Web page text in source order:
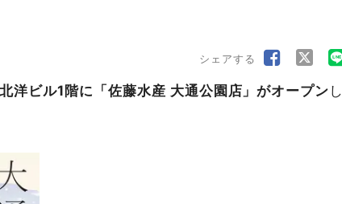
シェアする
ビル1階に「佐藤水産 大通公園店」がオープン し